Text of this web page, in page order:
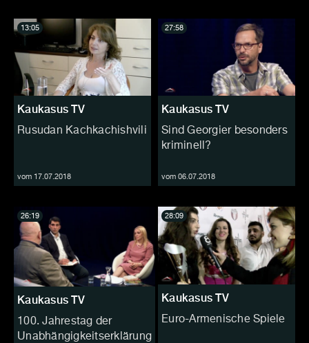
Kaukasus TV
Rusudan Kachkachishvili
vom 17.07.2018
13:05
Kaukasus TV
Sind Georgier besonders
kriminell?
vom 06.07.2018
27:58
Kaukasus TV
100. Jahrestag der
Unabhängigkeitserklärung
26:19
Kaukasus TV
Euro-Armenische Spiele
28:09